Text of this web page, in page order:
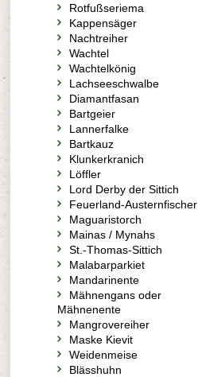
Rotfußseriema
Kappensäger
Nachtreiher
Wachtel
Wachtelkönig
Lachseeschwalbe
Diamantfasan
Bartgeier
Lannerfalke
Bartkauz
Klunkerkranich
Löffler
Lord Derby der Sittich
Feuerland-Austernfischer
Maguaristorch
Mainas / Mynahs
St.-Thomas-Sittich
Malabarparkiet
Mandarinente
Mähnengans oder
Mähnenente
Mangrovereiher
Maske Kievit
Weidenmeise
Blässhuhn